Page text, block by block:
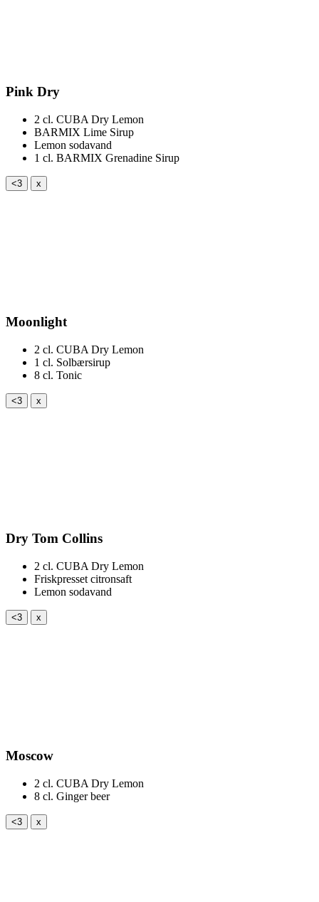
Pink Dry
2 cl. CUBA Dry Lemon
BARMIX Lime Sirup
Lemon sodavand
1 cl. BARMIX Grenadine Sirup
<3 x
Moonlight
2 cl. CUBA Dry Lemon
1 cl. Solbærsirup
8 cl. Tonic
<3 x
Dry Tom Collins
2 cl. CUBA Dry Lemon
Friskpresset citronsaft
Lemon sodavand
<3 x
Moscow
2 cl. CUBA Dry Lemon
8 cl. Ginger beer
<3 x